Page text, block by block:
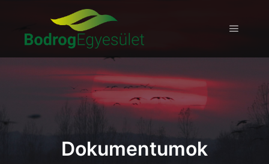
Dokumentumok